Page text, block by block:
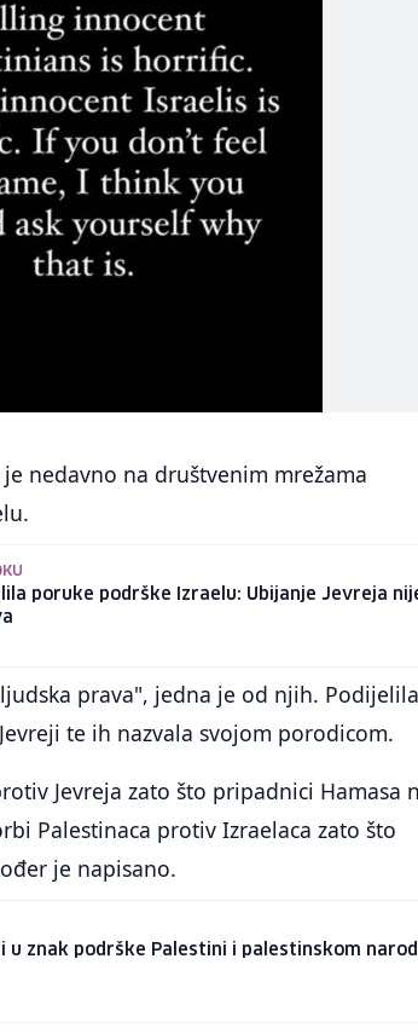
nedavno na društvenim mrežama
poruke podrške Izraelu: Ubijanje Jevreja
prava", jedna je od njih.
te ih nazvala svojom porodicom.
Jevreja zato što pripadnici Hamasa
Palestinaca protiv Izraelaca zato što
je napisano.
znak podrške Palestini i palestinskom